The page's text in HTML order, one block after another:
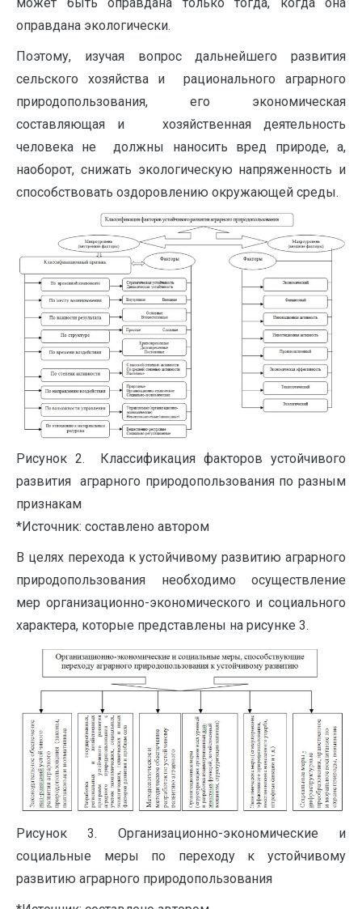
оправдана экологически.
Поэтому, изучая вопрос дальнейшего развития
сельского хозяйства и рационального аграрного
природопользования, его экономическая
составляющая и хозяйственная деятельность
человека не должны наносить вред природе, а,
наоборот, снижать экологическую напряженность и
способствовать оздоровлению окружающей среды.
Рисунок 2. Классификация факторов устойчивого
развития аграрного природопользования по разным
признакам
*Источник: составлено автором
В целях перехода к устойчивому развитию аграрного
природопользования необходимо осуществление
мер организационно-экономического и социального
характера, которые представлены на рисунке 3.
Рисунок 3. Организационно-экономические и
социальные меры по переходу к устойчивому
развитию аграрного природопользования